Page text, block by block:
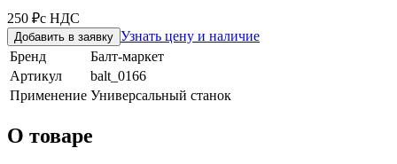
250 ₽с НДС
Добавить в заявку Узнать цену и наличие
Бренд
Балт-маркет
Артикул
balt_0166
Применение Универсальный станок
О товаре